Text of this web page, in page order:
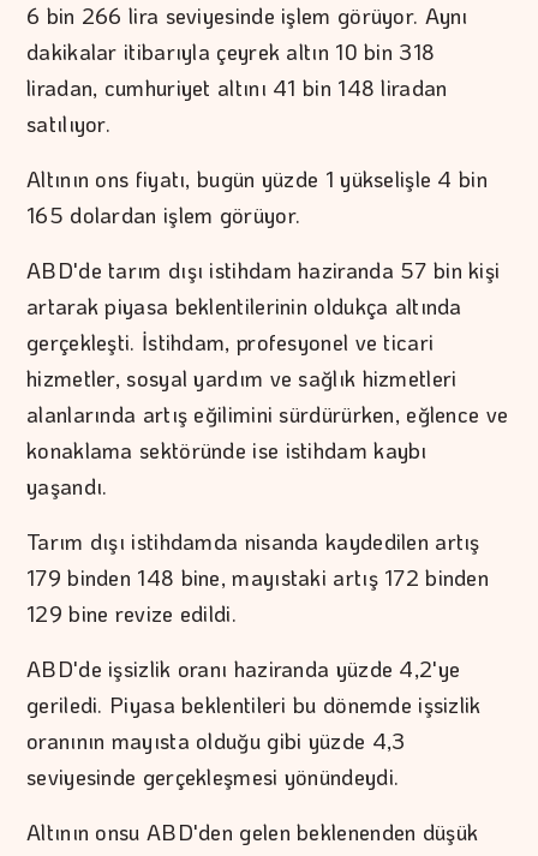
6 bin 266 lira seviyesinde işlem görüyor. Aynı
dakikalar itibarıyla çeyrek altın 10 bin 318
liradan, cumhuriyet altını 41 bin 148 liradan
satılıyor.
Altının ons fiyatı, bugün yüzde 1 yükselişle 4 bin
165 dolardan işlem görüyor.
ABD'de tarım dışı istihdam haziranda 57 bin kişi
artarak piyasa beklentilerinin oldukça altında
gerçekleşti. İstihdam, profesyonel ve ticari
hizmetler, sosyal yardım ve sağlık hizmetleri
alanlarında artış eğilimini sürdürürken, eğlence ve
konaklama sektöründe ise istihdam kaybı
yaşandı.
Tarım dışı istihdamda nisanda kaydedilen artış
179 binden 148 bine, mayıstaki artış 172 binden
129 bine revize edildi.
ABD'de işsizlik oranı haziranda yüzde 4,2'ye
geriledi. Piyasa beklentileri bu dönemde işsizlik
oranının mayısta olduğu gibi yüzde 4,3
seviyesinde gerçekleşmesi yönündeydi.
Altının onsu ABD'den gelen beklenenden düşük